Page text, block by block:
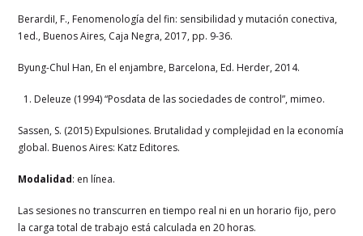
BerardiI, F., Fenomenología del fin: sensibilidad y mutación conectiva,
1ed., Buenos Aires, Caja Negra, 2017, pp. 9-36.
Byung-Chul Han, En el enjambre, Barcelona, Ed. Herder, 2014.
Deleuze (1994) “Posdata de las sociedades de control”, mimeo.
Sassen, S. (2015) Expulsiones. Brutalidad y complejidad en la economía
global. Buenos Aires: Katz Editores.
Modalidad: en línea.
Las sesiones no transcurren en tiempo real ni en un horario fijo, pero
la carga total de trabajo está calculada en 20 horas.